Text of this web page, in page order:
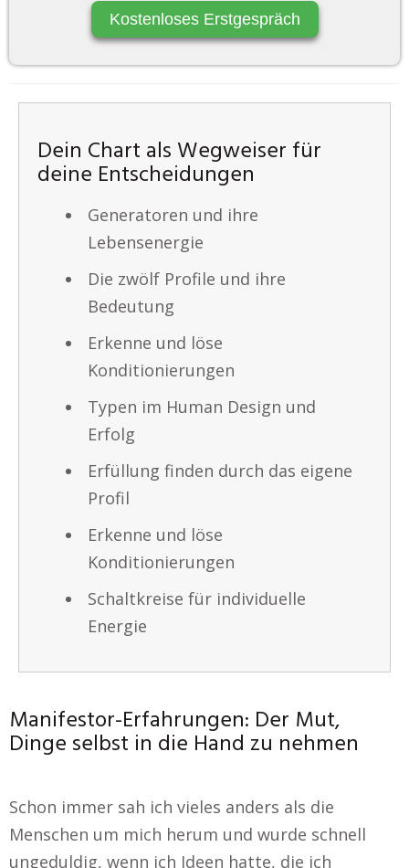
Kostenloses Erstgespräch
Dein Chart als Wegweiser für
deine Entscheidungen
Generatoren und ihre
Lebensenergie
Die zwölf Profile und ihre
Bedeutung
Erkenne und löse
Konditionierungen
Typen im Human Design und
Erfolg
Erfüllung finden durch das eigene
Profil
Erkenne und löse
Konditionierungen
Schaltkreise für individuelle
Energie
Manifestor-Erfahrungen: Der Mut,
Dinge selbst in die Hand zu nehmen
Schon immer sah ich vieles anders als die
Menschen um mich herum und wurde schnell
ungeduldig, wenn ich Ideen hatte, die ich